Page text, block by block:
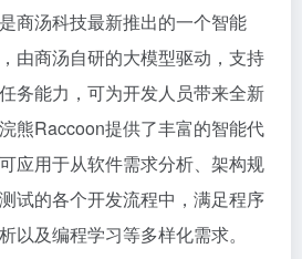
商汤科技最新推出的一个智能
由商汤自研的大模型驱动，支持
务能力，可为开发人员带来全新
熊Raccoon提供了丰富的智能代
应用于从软件需求分析、架构规
试的各个开发流程中，满足程序
以及编程学习等多样化需求。